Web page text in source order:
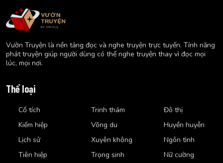
Vườn Truyện là nền tảng đọc và nghe truyện trực tuyến. Tính năng
phát truyện giúp người dùng có thể nghe truyện thay vì đọc mọi
lúc, mọi nơi.
Thể loại
Cổ tích
Kiếm hiệp
Lịch sử
Tiên hiệp
Trinh thám
Võng du
Xuyên không
Trọng sinh
Đô thị
Huyền huyễn
Ngôn tình
Nữ cường